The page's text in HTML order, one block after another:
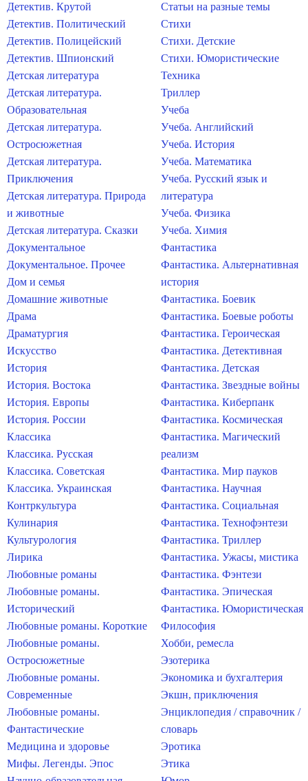
Детектив. Крутой
Детектив. Политический
Детектив. Полицейский
Детектив. Шпионский
Детская литература
Детская литература.
Образовательная
Детская литература.
Остросюжетная
Детская литература.
Приключения
Детская литература. Природа
и животные
Детская литература. Сказки
Документальное
Документальное. Прочее
Дом и семья
Домашние животные
Драма
Драматургия
Искусство
История
История. Востока
История. Европы
История. России
Классика
Классика. Русская
Классика. Советская
Классика. Украинская
Контркультура
Кулинария
Культурология
Лирика
Любовные романы
Любовные романы.
Исторический
Любовные романы. Короткие
Любовные романы.
Остросюжетные
Любовные романы.
Современные
Любовные романы.
Фантастические
Медицина и здоровье
Мифы. Легенды. Эпос
Статьи на разные темы
Стихи
Стихи. Детские
Стихи. Юмористические
Техника
Триллер
Учеба
Учеба. Английский
Учеба. История
Учеба. Математика
Учеба. Русский язык и
литература
Учеба. Физика
Учеба. Химия
Фантастика
Фантастика. Альтернативная
история
Фантастика. Боевик
Фантастика. Боевые роботы
Фантастика. Героическая
Фантастика. Детективная
Фантастика. Детская
Фантастика. Звездные войны
Фантастика. Киберпанк
Фантастика. Космическая
Фантастика. Магический
реализм
Фантастика. Мир пауков
Фантастика. Научная
Фантастика. Социальная
Фантастика. Технофэнтези
Фантастика. Триллер
Фантастика. Ужасы, мистика
Фантастика. Фэнтези
Фантастика. Эпическая
Фантастика. Юмористическая
Философия
Хобби, ремесла
Эзотерика
Экономика и бухгалтерия
Экшн, приключения
Энциклопедия / справочник /
словарь
Эротика
Этика